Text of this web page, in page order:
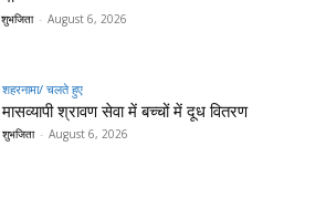
शुभजिता - August 6, 2026
शहरनामा/ चलते हुए
मासव्यापी श्रावण सेवा में बच्चों में दूध वितरण
शुभजिता - August 6, 2026